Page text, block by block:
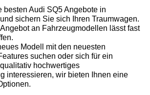
besten Audi SQ5 Angebote in
sichern Sie sich Ihren Traumwagen.
an Fahrzeugmodellen lässt fast
Modell mit den neuesten
suchen oder sich für ein
hochwertiges
interessieren, wir bieten Ihnen eine